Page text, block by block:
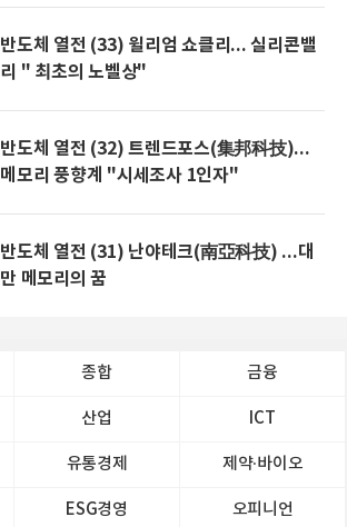
반도체 열전 (33) 윌리엄 쇼클리... 실리콘밸
리 " 최초의 노벨상"
반도체 열전 (32) 트렌드포스(集邦科技)...
메모리 풍향계 "시세조사 1인자"
반도체 열전 (31) 난야테크(南亞科技) ...대
만 메모리의 꿈
종합 금융
산업 ICT
유통경제 제약∙바이오
ESG경영 오피니언